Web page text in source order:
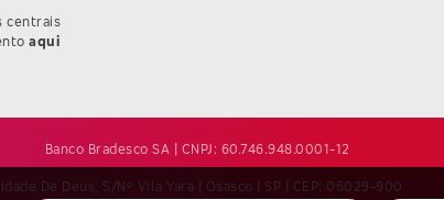
centrais
Confira mais informações sobre as Centrais de
aqui
Banco Bradesco SA | CNPJ: 60.746.948.0001-12
De Deus, S/nº Vila Yara | Osasco | SP | CEP: 06029-900